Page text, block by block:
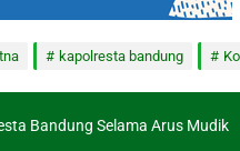
kapolresta bandung
Bandung Selama Arus Mudik